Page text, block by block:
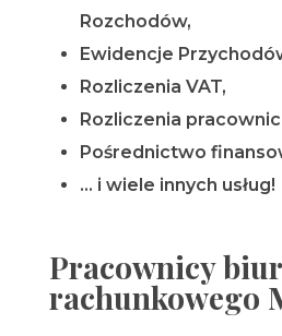
Rozchodów,
Ewidencje
Rozliczenia VAT,
Rozliczenia
Pośrednictwo
… i wiele innych usług!
Pracownicy
rachunkowego